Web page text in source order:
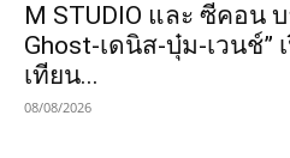
M STUDIO และ ซีคอน
Ghost-เดนิส-บุ๋ม-เวนช์”
เทียน...
08/08/2026